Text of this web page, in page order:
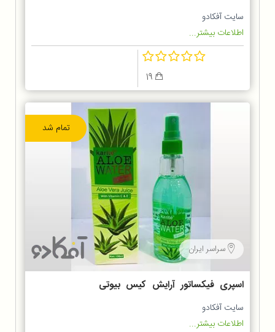
سایت آفکادو
اطلاعات بیشتر...
تمام شد
سراسر ایران
اسپری فیکساتور آرایش کیس بیوتی
الوئه ورا
سایت آفکادو
اطلاعات بیشتر...